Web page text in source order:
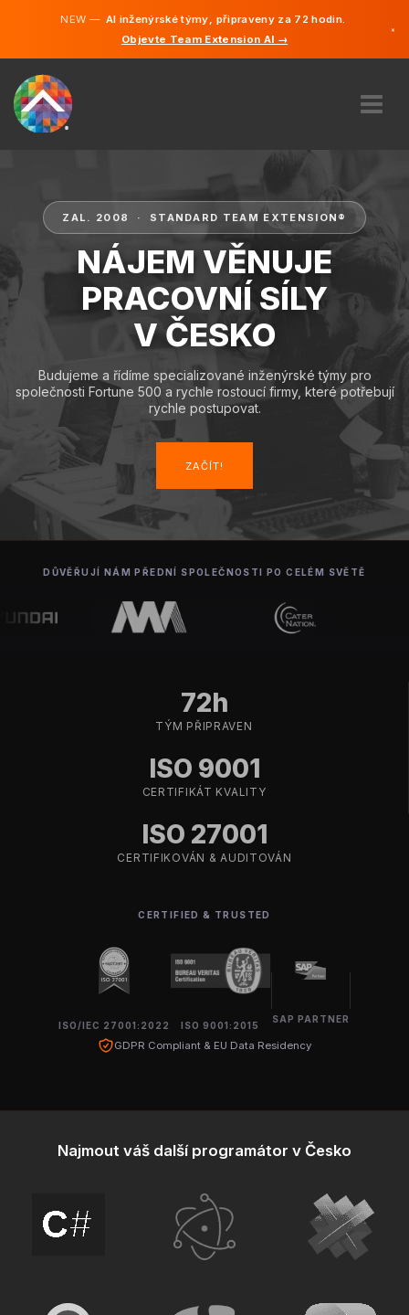
NEW —AI inženýrské týmy, připraveny za 72 hodin.
Objevte Team Extension AI →
×
JAK TO FUNGUJE?
KARIÉRA
NAJMOUT
ZAČÍT
ZAL. 2008 · STANDARD TEAM EXTENSION®
NÁJEM VĚNUJE
PRACOVNÍ SÍLY
V ČESKO
Budujeme a řídíme specializované inženýrské týmy pro
společnosti Fortune 500 a rychle rostoucí firmy, které potřebují
rychle postupovat.
ZAČÍT!
DŮVĚŘUJÍ NÁM PŘEDNÍ SPOLEČNOSTI PO CELÉM SVĚTĚ
72h
TÝM PŘIPRAVEN
ISO 9001
CERTIFIKÁT KVALITY
ISO 27001
CERTIFIKOVÁN & AUDITOVÁN
CERTIFIED & TRUSTED
ISO/IEC 27001:2022 ISO 9001:2015
SAP PARTNER
GDPR Compliant & EU Data Residency
Najmout váš další programátor v Česko